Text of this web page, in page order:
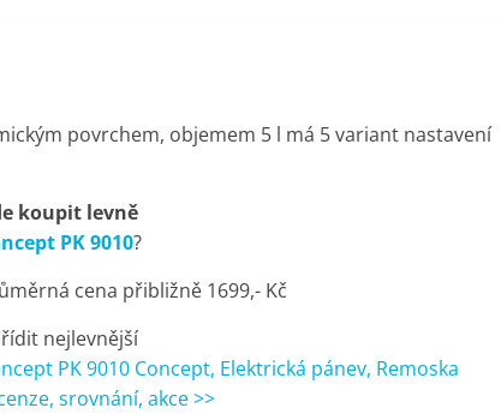
povrchem, objemem 5 l má 5 variant nastavení
koupit levně
PK 9010?
cena přibližně 1699,- Kč
nejlevnější
PK 9010 Concept, Elektrická pánev, Remoska
srovnání, akce >>